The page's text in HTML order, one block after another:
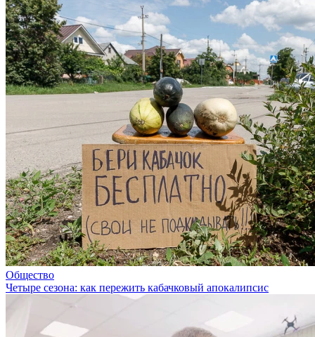
Общество
Четыре сезона: как пережить кабачковый апокалипсис